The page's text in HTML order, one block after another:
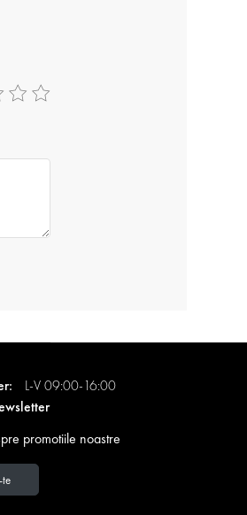
L-V 09:00-16:00
promotiile noastre